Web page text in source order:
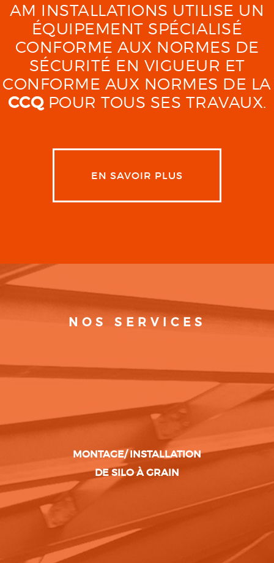
AM INSTALLATIONS UTILISE UN
ÉQUIPEMENT SPÉCIALISÉ
CONFORME AUX NORMES DE
SÉCURITÉ EN VIGUEUR ET
CONFORME AUX NORMES DE LA
CCQPOUR TOUS SES TRAVAUX.
EN SAVOIR PLUS
NOS SERVICES
MONTAGE/ INSTALLATION
DE SILO À GRAIN